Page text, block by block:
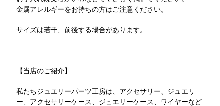
金属アレルギーをお持ちの方はご注意ください。
サイズは若干、前後する場合があります。
【当店のご紹介】
私たちジュエリーパーツ工房は、アクセサリー、ジュエリ
ー、アクセサリーケース、ジュエリーケース、ワイヤーなど